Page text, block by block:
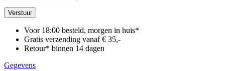
Verstuur
Voor 18:00 besteld, morgen in huis*
Gratis verzending vanaf € 35,-
Retour* binnen 14 dagen
Gegevens